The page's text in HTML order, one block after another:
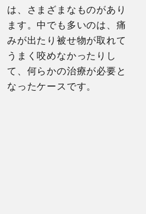
は、さまざまなものがあり
ます。中でも多いのは、痛
みが出たり被せ物が取れて
うまく咬めなかったりし
て、何らかの治療が必要と
なったケースです。